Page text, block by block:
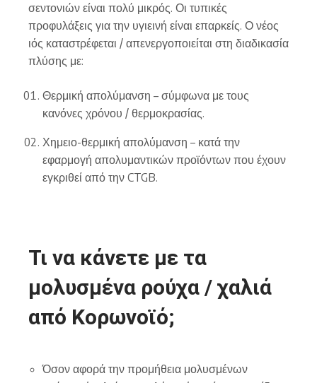
σεντονιών είναι πολύ μικρός. Οι τυπικές
προφυλάξεις για την υγιεινή είναι επαρκείς. Ο νέος
ιός καταστρέφεται / απενεργοποιείται στη διαδικασία
πλύσης με:
Θερμική απολύμανση – σύμφωνα με τους
κανόνες χρόνου / θερμοκρασίας.
Χημειο-θερμική απολύμανση – κατά την
εφαρμογή απολυμαντικών προϊόντων που έχουν
εγκριθεί από την CTGB.
Τι να κάνετε με τα
μολυσμένα ρούχα / χαλιά
από Κορωνοϊό;
Όσον αφορά την προμήθεια μολυσμένων